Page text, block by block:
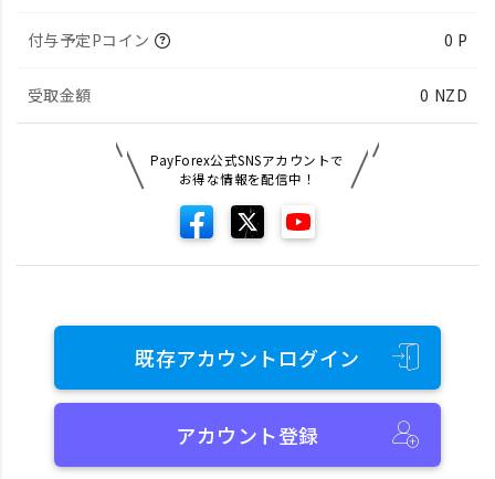
付与予定Pコイン 0 P
受取金額 0 NZD
PayForex公式SNSアカウントで
お得な情報を配信中！
既存アカウントログイン
アカウント登録